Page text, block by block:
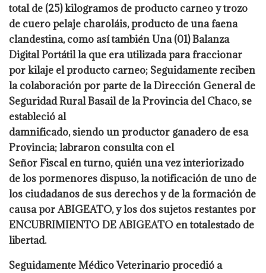
total de (25) kilogramos de producto carneo y trozo
de cuero pelaje charoláis, producto de una faena
clandestina,como así también Una (01) Balanza
Digital Portátil la que era utilizada para fraccionar
por kilaje el producto carneo; Seguidamente reciben
la colaboración por parte de laDirección General de
Seguridad Rural Basail de la Provincia del Chaco, se
estableció al
damnificado, siendo un productor ganadero de esa
Provincia; labraron consulta con el
Señor Fiscal en turno, quién una vez interiorizado
de los pormenores dispuso, lanotificación de uno de
los ciudadanos de sus derechos y de la formación de
causa porABIGEATO, y los dos sujetos restantes por
ENCUBRIMIENTO DE ABIGEATO en totalestado de
libertad.
Seguidamente Médico Veterinario procedió a